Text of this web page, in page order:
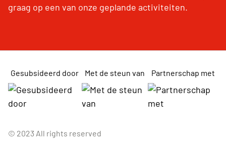
graag op een van onze geplande activiteiten.
Gesubsideerd door Met de steun van Partnerschap met
© 2023 All rights reserved